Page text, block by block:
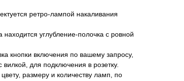
ретро-лампой накаливания
углубление-полочка с ровной
кнопки включения по вашему запросу,
для подключения в розетку.
размеру и количеству ламп, по